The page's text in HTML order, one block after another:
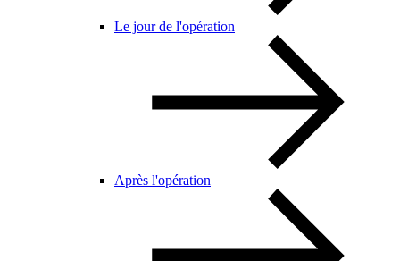
Le jour de l'opération
Après l'opération